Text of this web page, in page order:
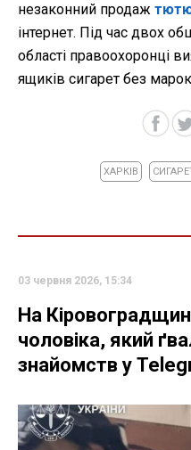
незаконний продаж
інтернет. Під час двох
області правоохоронці
ящиків сигарет без
ХАРКІВ
03 червня 2026, 15:34
На
чоловіка, який
знайомств у